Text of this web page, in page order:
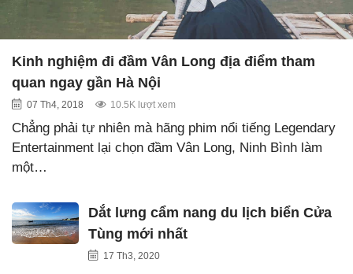
Kinh nghiệm đi đầm Vân Long địa điểm tham
quan ngay gần Hà Nội
07 Th4, 2018 10.5K lượt xem
Chẳng phải tự nhiên mà hãng phim nổi tiếng Legendary
Entertainment lại chọn đầm Vân Long, Ninh Bình làm
một…
Dắt lưng cẩm nang du lịch biển Cửa
Tùng mới nhất
17 Th3, 2020